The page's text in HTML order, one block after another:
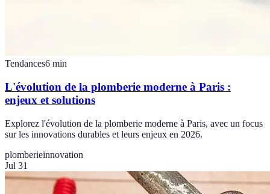
Tendances6 min
L'évolution de la plomberie moderne à Paris :
enjeux et solutions
Explorez l'évolution de la plomberie moderne à Paris, avec un focus
sur les innovations durables et leurs enjeux en 2026.
plomberieinnovation
Jul 31